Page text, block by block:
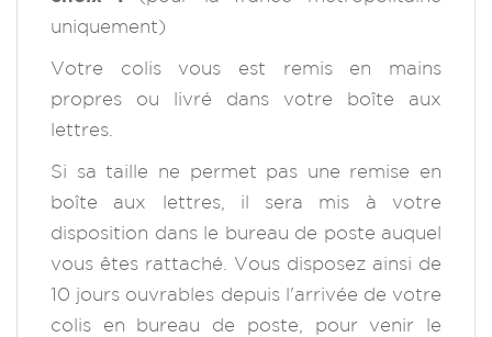
uniquement)
Votre colis vous est remis en mains
propres ou livré dans votre boîte aux
lettres.
Si sa taille ne permet pas une remise en
boîte aux lettres, il sera mis à votre
disposition dans le bureau de poste auquel
vous êtes rattaché. Vous disposez ainsi de
10 jours ouvrables depuis l'arrivée de votre
colis en bureau de poste, pour venir le